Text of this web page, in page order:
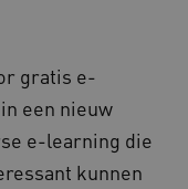
gratis e-
een nieuw
e-learning die
kunnen
Corporation